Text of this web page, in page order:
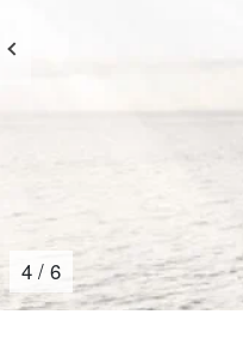
5 / 6